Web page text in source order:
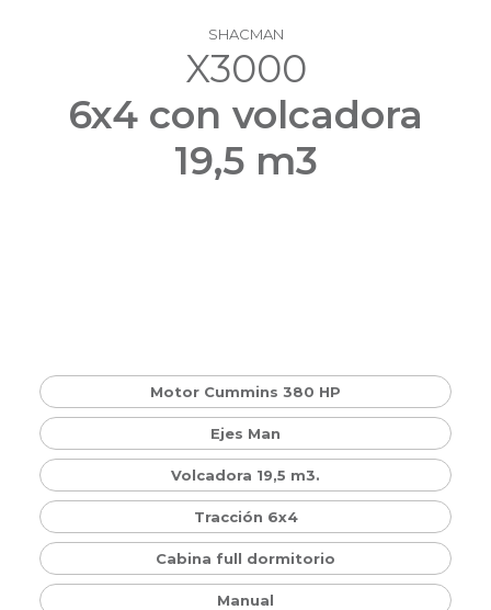
SHACMAN
X3000
6x4 con volcadora
19,5 m3
Motor Cummins 380 HP
Ejes Man
Volcadora 19,5 m3.
Tracción 6x4
Cabina full dormitorio
Manual